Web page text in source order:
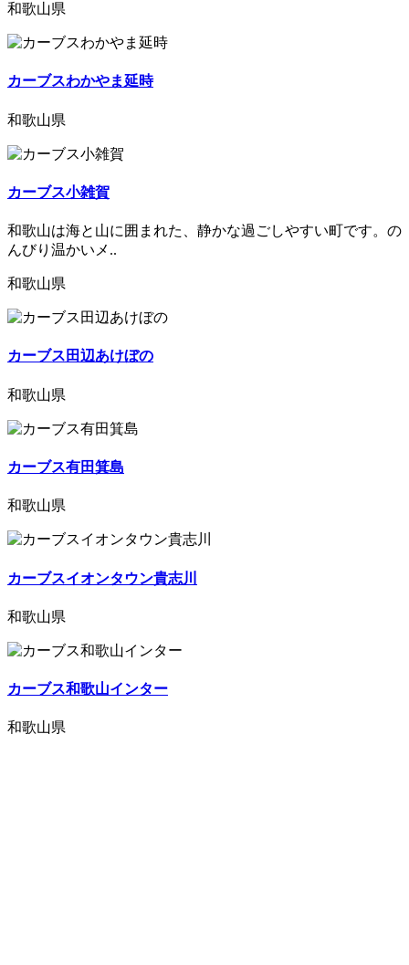
和歌山県
カーブスわかやま延時
和歌山県
カーブス小雑賀
和歌山は海と山に囲まれた、静かな過ごしやすい町です。の
んびり温かいメ..
和歌山県
カーブス田辺あけぼの
和歌山県
カーブス有田箕島
和歌山県
カーブスイオンタウン貴志川
和歌山県
カーブス和歌山インター
和歌山県